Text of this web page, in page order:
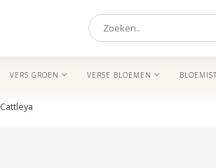
VERS GROEN VERSE BLOEMEN
Cattleya